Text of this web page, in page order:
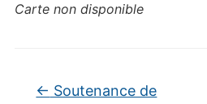
Carte non disponible
← Soutenance de